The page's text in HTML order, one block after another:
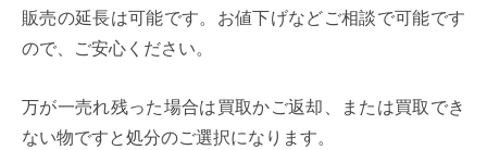
販売の延長は可能です。お値下げなどご相談で可能です
ので、ご安心ください。
万が一売れ残った場合は買取かご返却、または買取でき
ない物ですと処分のご選択になります。